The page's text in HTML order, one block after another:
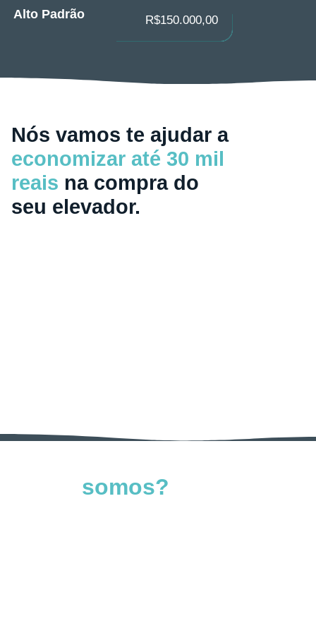
Alto Padrão
R$150.000,00
Nós vamos te ajudar a
economizar até 30 mil
reais na compra do
seu elevador.
somos?